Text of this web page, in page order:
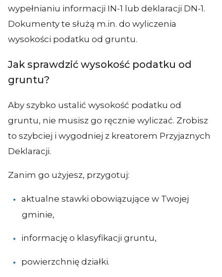
wypełnianiu informacji IN-1 lub deklaracji DN-1.
Dokumenty te służą m.in. do wyliczenia
wysokości podatku od gruntu.
Jak sprawdzić wysokość podatku od
gruntu?
Aby szybko ustalić wysokość podatku od
gruntu, nie musisz go ręcznie wyliczać. Zrobisz
to szybciej i wygodniej z kreatorem Przyjaznych
Deklaracji.
Zanim go użyjesz, przygotuj:
aktualne stawki obowiązujące w Twojej
gminie,
informację o klasyfikacji gruntu,
powierzchnię działki.